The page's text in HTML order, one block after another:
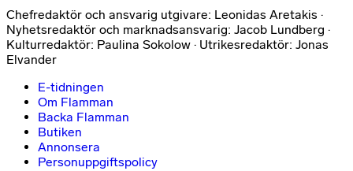
Chefredaktör och ansvarig utgivare: Leonidas Aretakis ·
Nyhetsredaktör och marknadsansvarig: Jacob Lundberg ·
Kulturredaktör: Paulina Sokolow · Utrikesredaktör: Jonas
Elvander
E-tidningen
Om Flamman
Backa Flamman
Butiken
Annonsera
Personuppgiftspolicy